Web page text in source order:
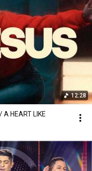
12:28
A HEART LIKE